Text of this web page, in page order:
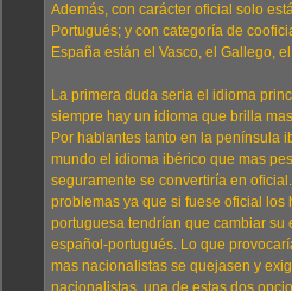
Además, con carácter oficial solo
Portugués; y con categoría de
España están el Vasco, el Gallego,
La primera duda seria el idioma
siempre hay un idioma que brilla
Por hablantes tanto en la península
mundo el idioma ibérico que mas
seguramente se convertiría en
problemas ya que si fuese oficial los
portuguesa tendrían que cambiar su
español-portugués. Lo que
mas nacionalistas se quejasen y